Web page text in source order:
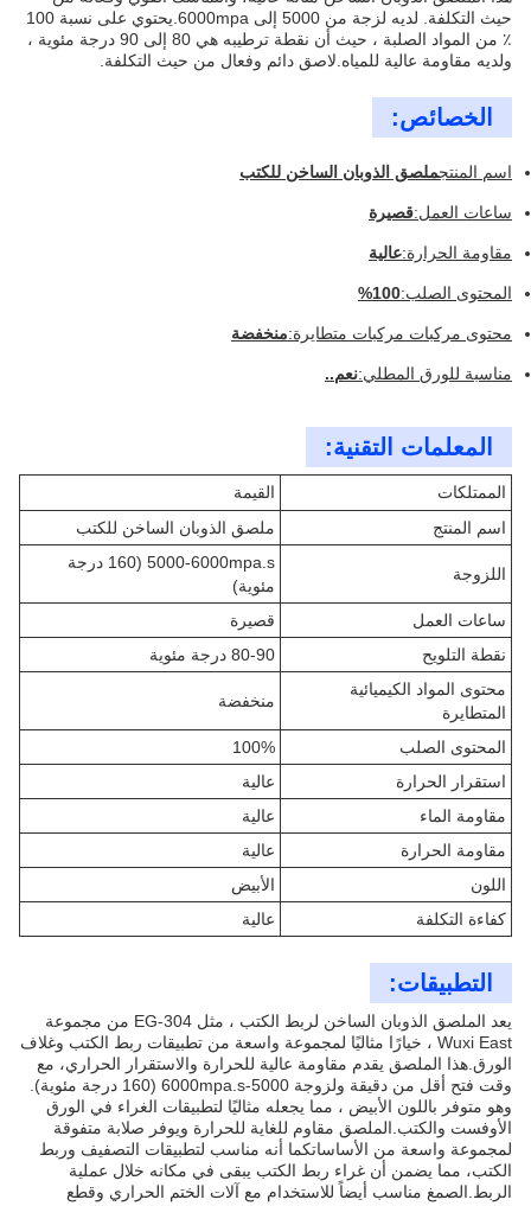
حيث التكلفة. لديه لزجة من 5000 إلى 6000mpa.يحتوي على نسبة 100
٪ من المواد الصلبة ، حيث أن نقطة ترطيبه هي 80 إلى 90 درجة مئوية ،
ولديه مقاومة عالية للمياه.لاصق دائم وفعال من حيث التكلفة.
الخصائص:
اسم المنتجملصق الذوبان الساخن للكتب
ساعات العمل: قصيرة
مقاومة الحرارة:عالية
المحتوى الصلب:100%
محتوى مركبات مركبات متطايرة:منخفضة
مناسبة للورق المطلي: نعم..
المعلمات التقنية:
الممتلكات
القيمة
اسم المنتج
ملصق الذوبان الساخن للكتب
اللزوجة
5000-6000mpa.s (160 درجة
مئوية)
ساعات العمل
قصيرة
نقطة التلويح
80-90 درجة مئوية
محتوى المواد الكيميائية
المتطايرة
منخفضة
المحتوى الصلب
100%
استقرار الحرارة
عالية
مقاومة الماء
عالية
مقاومة الحرارة
عالية
اللون
الأبيض
كفاءة التكلفة
عالية
التطبيقات:
يعد الملصق الذوبان الساخن لربط الكتب ، مثل EG-304 من مجموعة
Wuxi East ، خيارًا مثاليًا لمجموعة واسعة من تطبيقات ربط الكتب وغلاف
الورق.هذا الملصق يقدم مقاومة عالية للحرارة والاستقرار الحراري، مع
وقت فتح أقل من دقيقة ولزوجة 5000-6000mpa.s (160 درجة مئوية).
وهو متوفر باللون الأبيض ، مما يجعله مثاليًا لتطبيقات الغراء في الورق
الأوفست والكتب.الملصق مقاوم للغاية للحرارة ويوفر صلابة متفوقة
لمجموعة واسعة من الأساساتكما أنه مناسب لتطبيقات التصفيف وربط
الكتب، مما يضمن أن غراء ربط الكتب يبقى في مكانه خلال عملية
الربط.الصمغ مناسب أيضاً للاستخدام مع آلات الختم الحراري وقطع